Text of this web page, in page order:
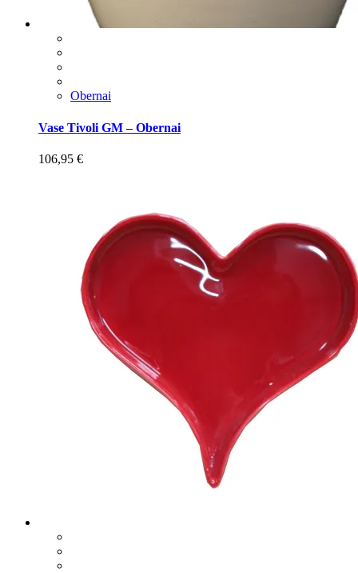
Obernai
Vase Tivoli GM – Obernai
106,95 €